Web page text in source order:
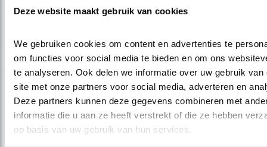
Deze website maakt gebruik van cookies
We gebruiken cookies om content en advertenties te
om functies voor social media te bieden en om ons
te analyseren. Ook delen we informatie over uw gebruik van
site met onze partners voor social media, adverteren en
Deze partners kunnen deze gegevens combineren met
informatie die u aan ze heeft verstrekt of die ze hebben
op basis van uw gebruik van hun services.
Nieuws
Moeilijk jaar voor kraanvogels